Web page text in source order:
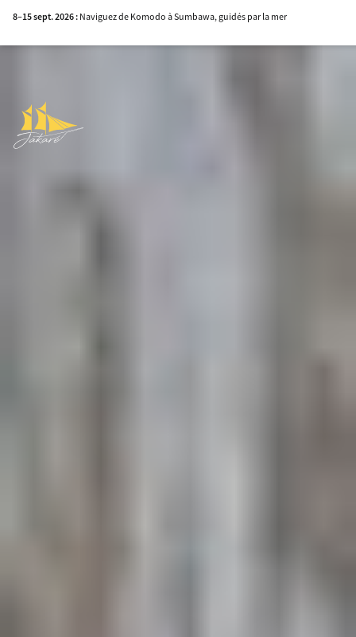
8–15 sept. 2026 : Naviguez de Komodo à Sumbawa, guidés par la mer